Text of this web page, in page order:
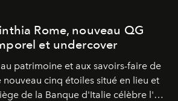
Rome, nouveau QG
et undercover
patrimoine et aux savoirs-faire de
nouveau cinq étoiles situé en lieu et
de la Banque d'Italie célèbre l'art